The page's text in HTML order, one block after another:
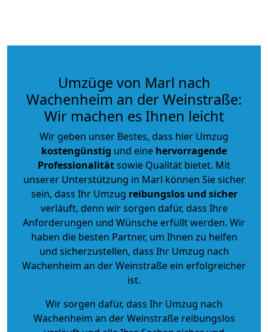
Umzüge von Marl nach
Wachenheim an der Weinstraße:
Wir machen es Ihnen leicht
Wir geben unser Bestes, dass hier Umzug
kostengünstig und eine hervorragende
Professionalitätsowie Qualität bietet. Mit
unserer Unterstützung in Marl können Sie sicher
sein, dass Ihr Umzug reibungslos und sicher
verläuft, denn wir sorgen dafür, dass Ihre
Anforderungen und Wünsche erfüllt werden. Wir
haben die besten Partner, um Ihnen zu helfen
und sicherzustellen, dass Ihr Umzug nach
Wachenheim an der Weinstraße ein erfolgreicher
ist.
Wir sorgen dafür, dass Ihr Umzug nach
Wachenheim an der Weinstraße reibungslos